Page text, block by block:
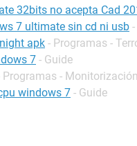
32bits no acepta Cad
7 ultimate sin cd ni usb
apk - Programas -
7 - Guide
Programas -
windows 7 - Guide